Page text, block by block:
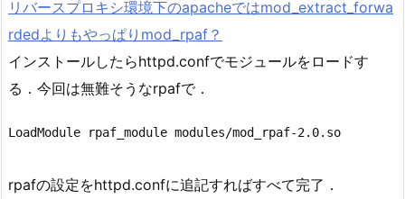
リバースプロキシ環境下のapacheではmod_extract_forwa
rdedよりもやっぱりmod_rpaf？
インストールしたらhttpd.confでモジュールをロードす
る．今回は無難そうなrpafで．
rpafの設定をhttpd.confに追記すればすべて完了．